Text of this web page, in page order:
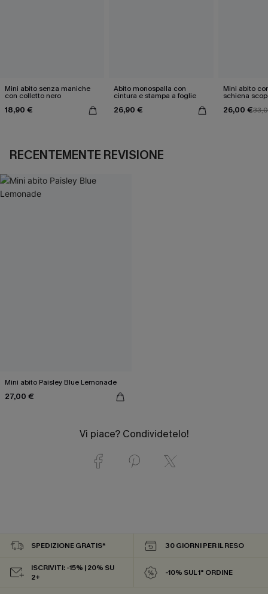
Mini abito senza maniche
con colletto nero
18,90 €
Abito monospalla con
cintura e stampa a foglie
26,90 €
Mini abito
schiena
26,00 €
RECENTEMENTE REVISIONE
Mini abito Paisley Blue Lemonade
27,00 €
Vi piace? Condividetelo!
SPEDIZIONE GRATIS* 30 GIORNI PER IL RESO
ISCRIVITI: -15% | 20% SU
2+
-10% SUL 1° ORDINE